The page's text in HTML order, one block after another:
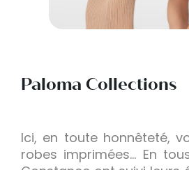
Paloma Collections
Ici, en toute honnêteté,
robes imprimées… En